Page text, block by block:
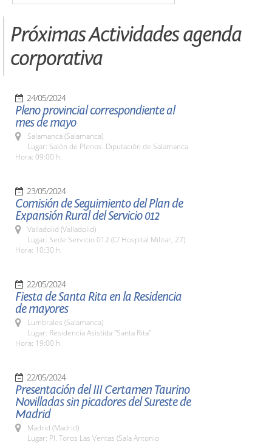
Próximas Actividades agenda
corporativa
24/05/2024
Pleno provincial correspondiente al
mes de mayo
Salamanca (Salamanca)
Lugar: Salón de Plenos. Diputación de Salamanca
Hora: 09:00 h.
23/05/2024
Comisión de Seguimiento del Plan de
Expansión Rural del Servicio 012
Valladolid (Valladolid)
Lugar: Sede Servicio 012 (C/ Hospital Militar, 27)
Hora: 10:30 h.
22/05/2024
Fiesta de Santa Rita en la Residencia
de mayores
Lumbrales (Salamanca)
Lugar: Residencia Asistida "Santa Rita"
Hora: 19:00 h.
22/05/2024
Presentación del III Certamen Taurino
Novilladas sin picadores del Sureste de
Madrid
Madrid (Madrid)
Lugar: Pl. Toros Las Ventas (Sala Antonio